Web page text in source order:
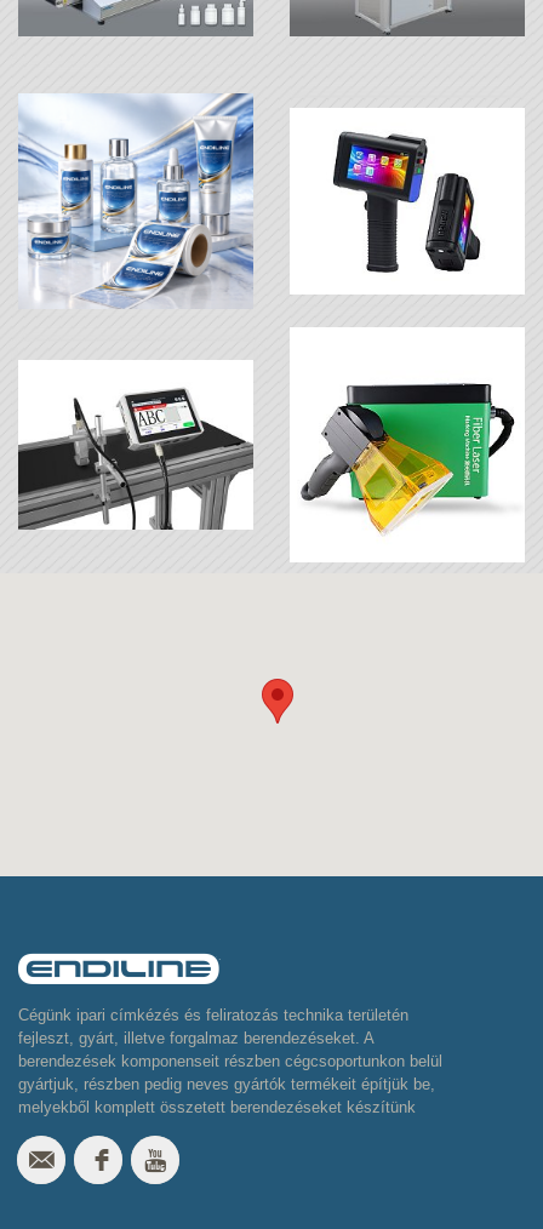
Cégünk ipari címkézés és feliratozás technika területén
fejleszt, gyárt, illetve forgalmaz berendezéseket. A
berendezések komponenseit részben cégcsoportunkon belül
gyártjuk, részben pedig neves gyártók termékeit építjük be,
melyekből komplett összetett berendezéseket készítünk